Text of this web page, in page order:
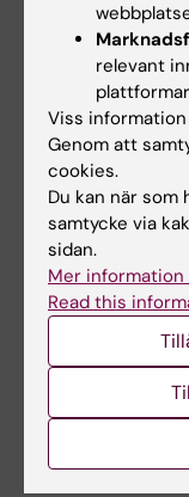
Distans
Urval 1
BI 18.60
BII 19.39
BF 4.0
relevant
Viss
Genom att
cookies.
Du kan när som
samtycke via
sidan.
Mer information
Read this